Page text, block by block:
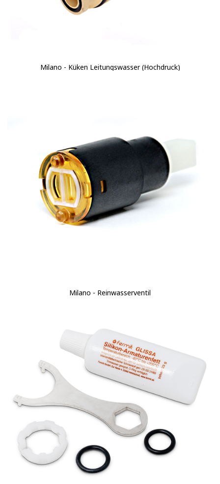
Milano - Küken Leitungswasser (Hochdruck)
Milano - Reinwasserventil